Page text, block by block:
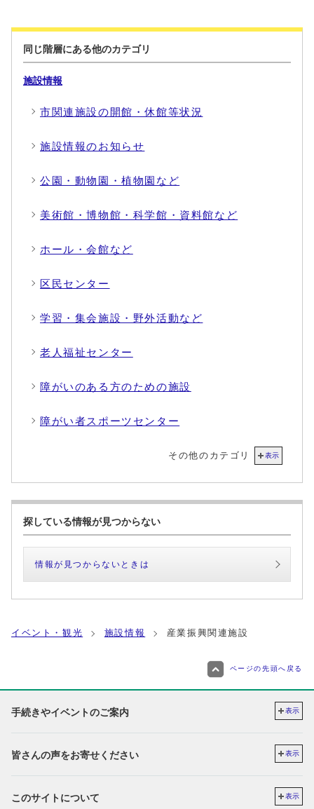
同じ階層にある他のカテゴリ
施設情報
市関連施設の開館・休館等状況
施設情報のお知らせ
公園・動物園・植物園など
美術館・博物館・科学館・資料館など
ホール・会館など
区民センター
学習・集会施設・野外活動など
老人福祉センター
障がいのある方のための施設
障がい者スポーツセンター
その他のカテゴリ 表示
探している情報が見つからない
情報が見つからないときは
イベント・観光 施設情報 産業振興関連施設
ページの先頭へ戻る
手続きやイベントのご案内 表示
皆さんの声をお寄せください 表示
このサイトについて 表示